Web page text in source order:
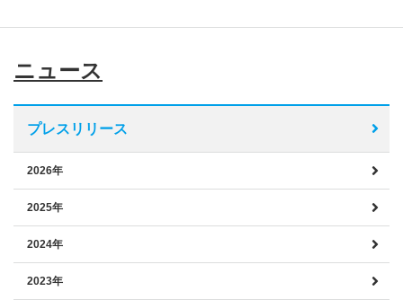
ニュース
プレスリリース
2026年
2025年
2024年
2023年